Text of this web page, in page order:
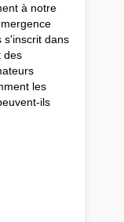
à notre
s'inscrit dans
des
les
ils